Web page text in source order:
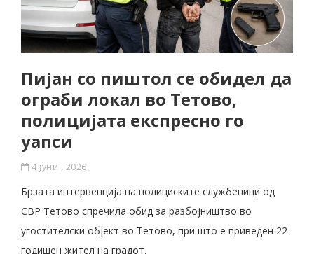
Пијан со пиштол се обидел да
ограби локал во Тетово,
полицијата експресно го
уапси
4 јуни , 2026
Брзата интервенција на полициските службеници од
СВР Тетово спречила обид за разбојништво во
угостителски објект во Тетово, при што е приведен 22-
годишен жител на градот.